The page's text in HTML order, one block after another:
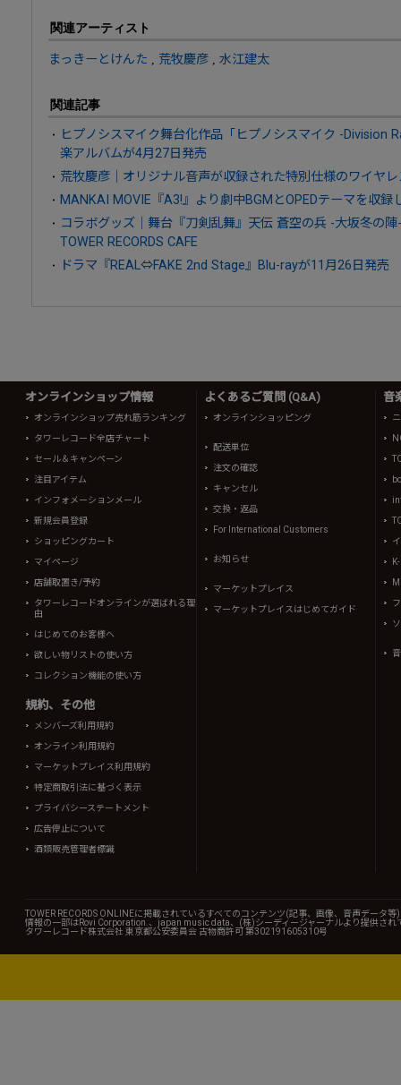
関連アーティスト
まっきーとけんた 荒牧慶彦 水江建太
関連記事
ヒプノシスマイク舞台化作品「ヒプノシスマイク -Division
楽アルバムが4月27日発売
荒牧慶彦｜オリジナル音声が収録された特別仕様のワイヤ
MANKAI MOVIE『A3!』より劇中BGMとOPEDテーマを収録
コラボグッズ｜舞台『刀剣乱舞』天伝 蒼空の兵 -大坂冬の
TOWER RECORDS CAFE
ドラマ『REAL⇔FAKE 2nd Stage』Blu-rayが11月26日発売
オンラインショップ情報
オンラインショップ売れ筋ランキング
タワーレコード全店チャート
セール＆キャンペーン
注目アイテム
インフォメーションメール
新規会員登録
ショッピングカート
マイページ
店舗取置き/予約
タワーレコードオンラインが選ばれる理
由
はじめてのお客様へ
欲しい物リストの使い方
コレクション機能の使い方
規約、その他
メンバーズ利用規約
オンライン利用規約
マーケットプレイス利用規約
特定商取引法に基づく表示
プライバシーステートメント
広告停止について
酒類販売管理者標識
よくあるご質問 (Q&A)
オンラインショッピング
配送単位
注文の確認
キャンセル
交換・返品
For International Customers
お知らせ
マーケットプレイス
マーケットプレイスはじめてガイド
音
TOWER RECORDS ONLINEに掲載されているすべてのコンテンツ(記事、画像、音声データ
情報の一部はRovi Corporation.、japan music data、(株)シーディージャーナルより提供され
タワーレコード株式会社 東京都公安委員会 古物商許可 第302191605310号